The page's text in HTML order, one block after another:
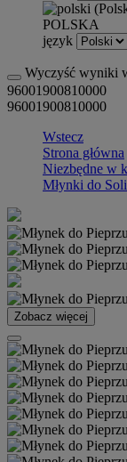
POLSKA
język
Wyczyść wyniki
96001900810000
96001900810000
Wstecz
Strona główna
Niezbędne w
Młynki do
Zobacz więcej